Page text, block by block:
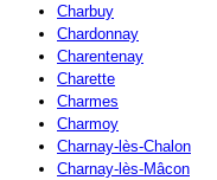
Charbuy
Chardonnay
Charentenay
Charette
Charmes
Charmoy
Charnay-lès-Chalon
Charnay-lès-Mâcon